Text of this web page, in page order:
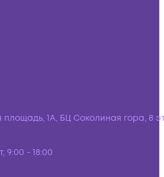
площадь, 1А, БЦ Соколиная гора, 8
9:00 - 18:00